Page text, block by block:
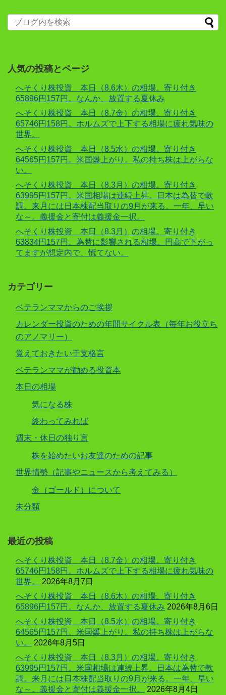
人気の投稿とページ
へそくり株投資 本日（8.6木）の相場。寄り付き
65896円157円。なんか、放置する夏休み
へそくり株投資 本日（8.7金）の相場。寄り付き
65746円158円。ホルムズで上下する相場に疲れ気味の
世界。
へそくり株投資 本日（8.5水）の相場。寄り付き
64565円157円。米国爆上がり。私の持ち株は上がらな
い。
へそくり株投資 本日（8.3月）の相場。寄り付き
63995円157円。米国相場は連続上昇。日本は為替で軟
調。来月には日本株配当取りの9月が来る。一年、早い
な～。義援金と寄付は義援金一択。
へそくり株投資 本日（8.3月）の相場。寄り付き
63834円157円。為替に影響される相場。円高で下がっ
てますが想定内で、慌てない。
カテゴリー
ベテランママからのご挨拶
カレンダー投資のための年間サイクル表（毎年お役立ち
のアノマリー）
覚えておきたい干支格言
ベテランママが勧める投資本
本日の相場
気になる株
終わってみれば
週末・休日の独り言
株を始めたいお友達のための記事
世界情勢（記事やニュースから考えてみる）
金（ゴールド）について
未分類
最近の投稿
へそくり株投資 本日（8.7金）の相場。寄り付き
65746円158円。ホルムズで上下する相場に疲れ気味の
世界。
2026年8月7日
へそくり株投資 本日（8.6木）の相場。寄り付き
65896円157円。なんか、放置する夏休み 2026年8月6日
へそくり株投資 本日（8.5水）の相場。寄り付き
64565円157円。米国爆上がり。私の持ち株は上がらな
い。
2026年8月5日
へそくり株投資 本日（8.3月）の相場。寄り付き
63995円157円。米国相場は連続上昇。日本は為替で軟
調。来月には日本株配当取りの9月が来る。一年、早い
な～。義援金と寄付は義援金一択。
2026年8月4日